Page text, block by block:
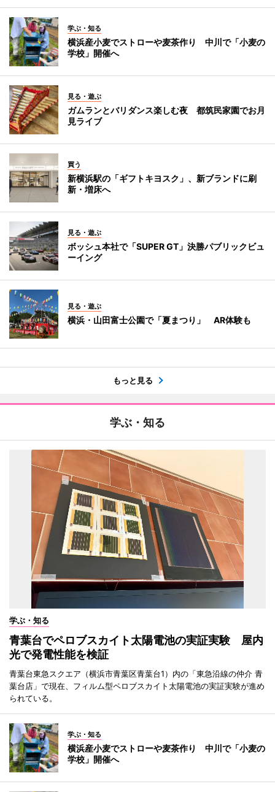
学ぶ・知る
横浜産小麦でストローや麦茶作り 中川で「小麦の
学校」開催へ
見る・遊ぶ
ガムランとバリダンス楽しむ夜 都筑民家園でお月
見ライブ
買う
新横浜駅の「ギフトキヨスク」、新ブランドに刷
新・増床へ
見る・遊ぶ
ボッシュ本社で「SUPER GT」決勝パブリックビュ
ーイング
見る・遊ぶ
横浜・山田富士公園で「夏まつり」 AR体験も
もっと見る
学ぶ・知る
学ぶ・知る
青葉台でペロブスカイト太陽電池の実証実験 屋内
光で発電性能を検証
青葉台東急スクエア（横浜市青葉区青葉台1）内の「東急沿線の仲介 青
葉台店」で現在、フィルム型ペロブスカイト太陽電池の実証実験が進め
られている。
学ぶ・知る
横浜産小麦でストローや麦茶作り 中川で「小麦の
学校」開催へ